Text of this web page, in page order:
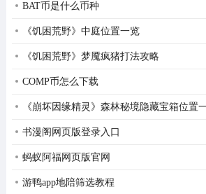
BAT币是什么币种
《饥困荒野》中庭位置一览
《饥困荒野》梦魇疯猪打法攻略
COMP币怎么下载
《崩坏因缘精灵》森林秘境隐藏宝箱位置
书漫阁网页版登录入口
蚂蚁阿福网页版官网
游鸭app地陪筛选教程